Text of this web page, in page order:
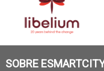
SOBRE